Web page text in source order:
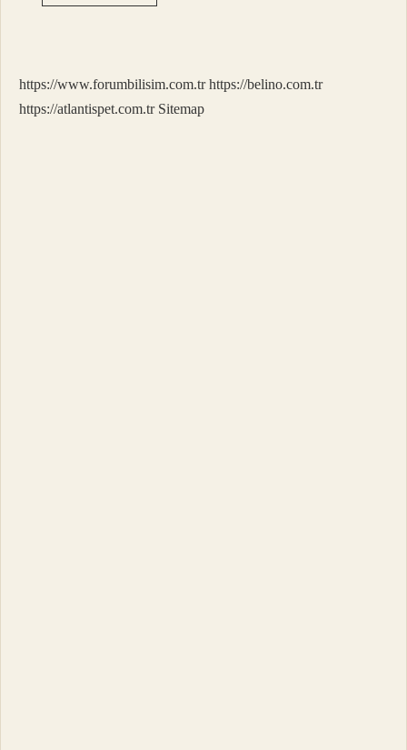
Muhammed
https://www.forumbilisim.com.tr https://belino.com.tr
https://atlantispet.com.tr Sitemap